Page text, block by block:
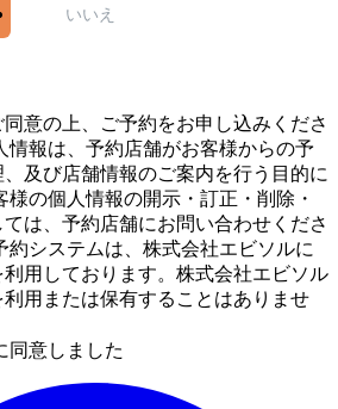
いいえ
意の上、ご予約をお申し込みくださ
情報は、予約店舗がお客様からの予
及び店舗情報のご案内を行う目的に
の個人情報の開示・訂正・削除・
は、予約店舗にお問い合わせくださ
約システムは、株式会社エビソルに
用しております。株式会社エビソル
用または保有することはありませ
同意しました